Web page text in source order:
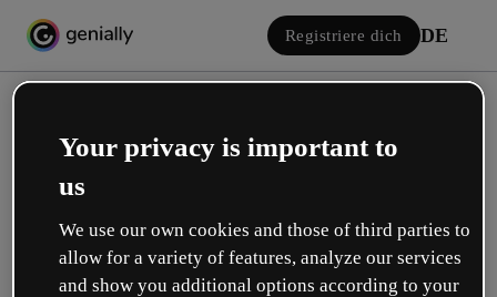
Registriere dich DE
Einloggen
Your privacy is important to
us
We use our own cookies and those of third parties to
allow for a variety of features, analyze our services
and show you additional options according to your